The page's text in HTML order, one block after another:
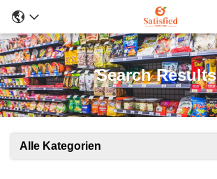
Search Results
Alle Kategorien